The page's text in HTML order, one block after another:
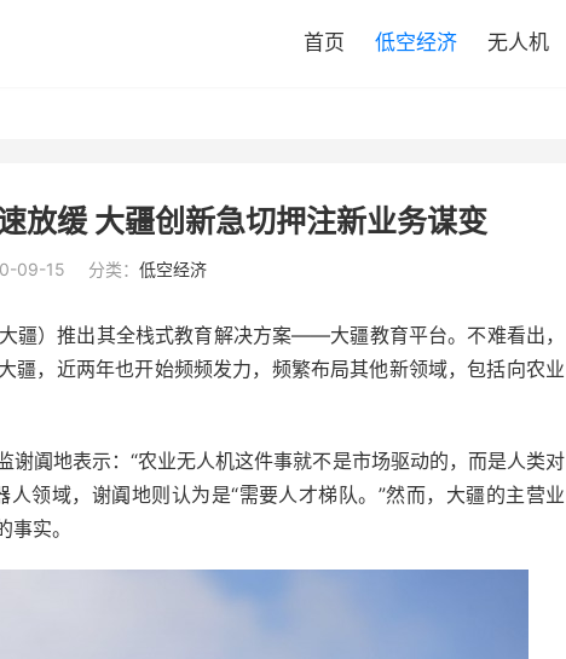
首页 低空经济 无人机
放缓 大疆创新急切押注新业务谋变
09-15 分类： 低空经济
疆）推出其全栈式教育解决方案——大疆教育平台。不难看出，
疆，近两年也开始频频发力，频繁布局其他新领域，包括向农业
谢阗地表示：“农业无人机这件事就不是市场驱动的，而是人类对
领域，谢阗地则认为是“需要人才梯队。”然而，大疆的主营业
实。